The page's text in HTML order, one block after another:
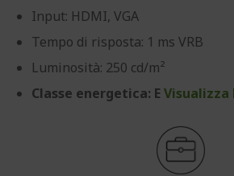
Input: HDMI, VGA
Tempo di risposta: 1 ms VRB
Luminosità: 250 cd/m²
Classe energetica: E